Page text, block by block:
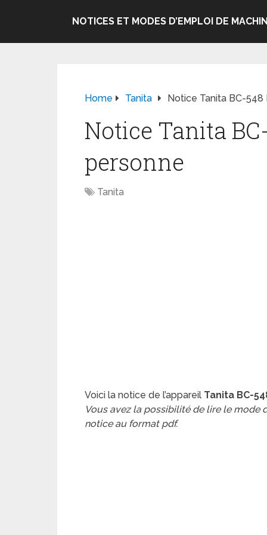
NOTICES ET MODES D’EMPLOI DE
Home Tanita Notice Tanita BC-
Notice Tanita
personne
Tanita
Voici la notice de l’appareil Tanita BC-
Vous avez la possibilité de lire le mode
notice au format pdf.